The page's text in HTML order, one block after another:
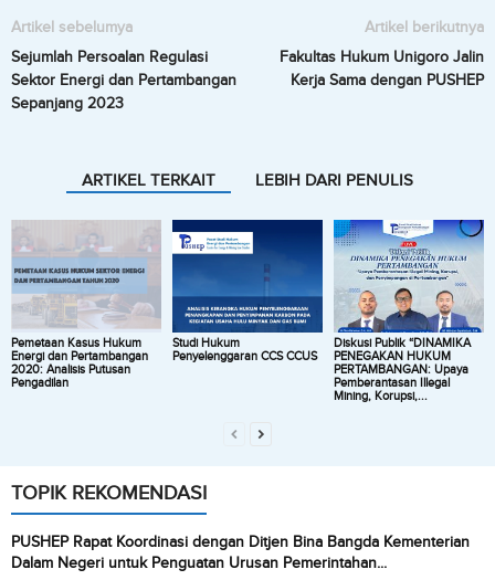
Artikel sebelumya
Sejumlah Persoalan Regulasi
Sektor Energi dan Pertambangan
Sepanjang 2023
Artikel berikutnya
Fakultas Hukum Unigoro Jalin
Kerja Sama dengan PUSHEP
ARTIKEL TERKAIT LEBIH DARI PENULIS
Pemetaan Kasus Hukum
Energi dan Pertambangan
2020: Analisis Putusan
Pengadilan
Studi Hukum
Penyelenggaran CCS CCUS
Diskusi Publik “DINAMIKA
PENEGAKAN HUKUM
PERTAMBANGAN: Upaya
Pemberantasan Illegal
Mining, Korupsi,...
TOPIK REKOMENDASI
PUSHEP Rapat Koordinasi dengan Ditjen Bina Bangda Kementerian
Dalam Negeri untuk Penguatan Urusan Pemerintahan...